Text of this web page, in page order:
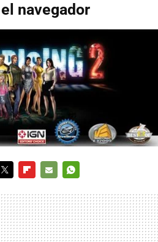
navegador
MAIL